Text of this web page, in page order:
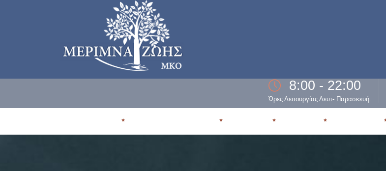
8:00 - 22:00
Ώρες Λειτουργίας Δευτ- Παρασκευή.